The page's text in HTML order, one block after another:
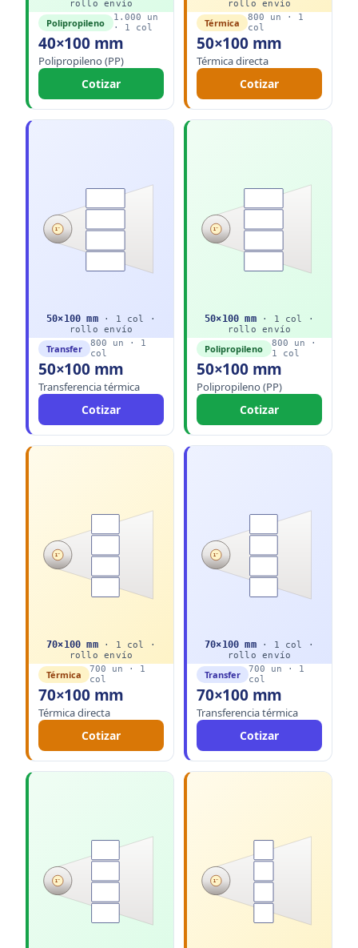
rolloenvío
Polipropileno 1.000 un
·
1 col
40×100 mm
Polipropileno (PP)
Cotizar
rolloenvío
Térmica 800 un · 1
col
50×100 mm
Térmica directa
Cotizar
1"
50×100 mm· 1 col ·
rolloenvío
Transfer 800 un · 1
col
50×100 mm
Transferencia térmica
Cotizar
1"
50×100 mm· 1 col ·
rolloenvío
Polipropileno 800 un ·
1 col
50×100 mm
Polipropileno (PP)
Cotizar
1"
70×100 mm· 1 col ·
rolloenvío
Térmica 700 un · 1
col
70×100 mm
Térmica directa
Cotizar
1"
70×100 mm· 1 col ·
rolloenvío
Transfer 700 un · 1
col
70×100 mm
Transferencia térmica
Cotizar
1" 1"